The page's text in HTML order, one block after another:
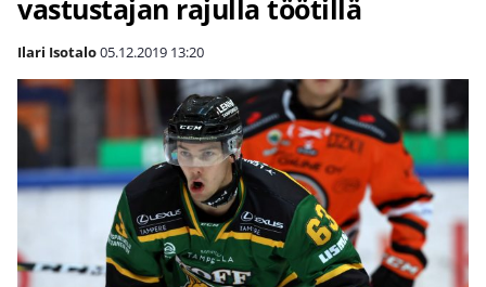
vastustajan rajulla töötillä
Ilari Isotalo05.12.2019 13:20